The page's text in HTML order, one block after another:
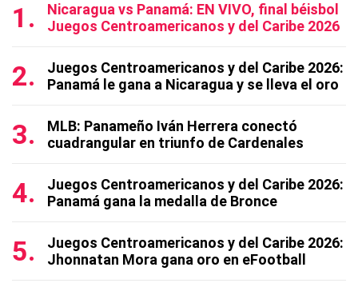
Nicaragua vs Panamá: EN VIVO, final béisbol
Juegos Centroamericanos y del Caribe 2026
Juegos Centroamericanos y del Caribe 2026:
Panamá le gana a Nicaragua y se lleva el oro
MLB: Panameño Iván Herrera conectó
cuadrangular en triunfo de Cardenales
Juegos Centroamericanos y del Caribe 2026:
Panamá gana la medalla de Bronce
Juegos Centroamericanos y del Caribe 2026:
Jhonnatan Mora gana oro en eFootball